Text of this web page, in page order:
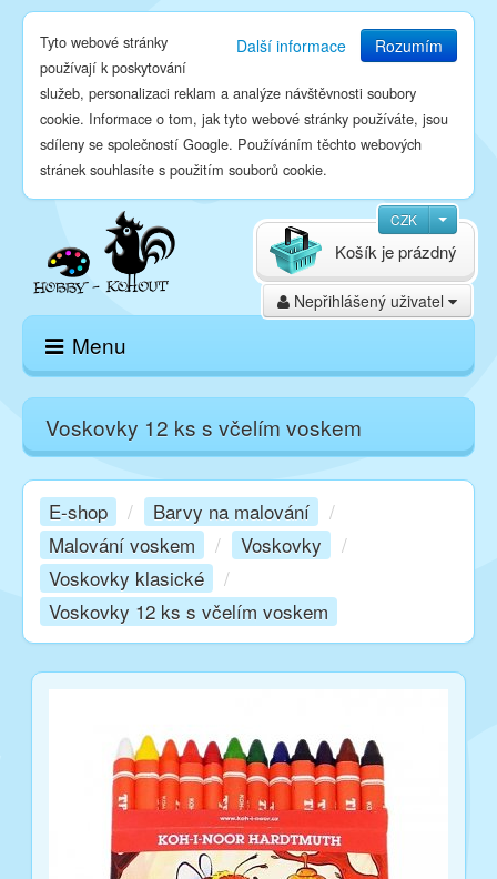
Další informace Rozumím
Tyto webové stránky
používají k poskytování
služeb, personalizaci reklam a analýze návštěvnosti soubory
cookie. Informace o tom, jak tyto webové stránky používáte, jsou
sdíleny se společností Google. Používáním těchto webových
stránek souhlasíte s použitím souborů cookie.
CZK
Nepřihlášený uživatel
Košík je prázdný
Menu
Domů
E-shop
Kurzy
Techniky
Kontakt
Facebook
Voskovky 12 ks s včelím voskem
E-shop / Barvy na malování
/
Malování voskem
/ Voskovky
/
Voskovky klasické
/
Voskovky 12 ks s včelím voskem